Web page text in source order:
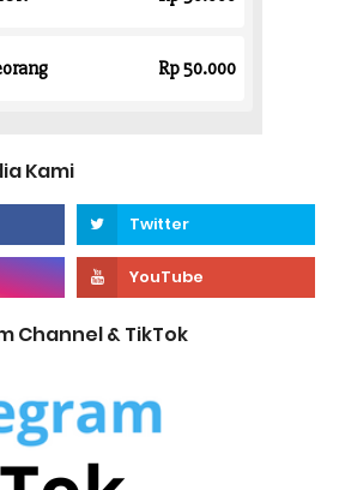
Kami
Channel & TikTok